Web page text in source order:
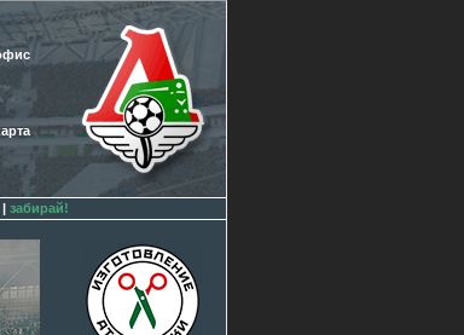
| забирай!